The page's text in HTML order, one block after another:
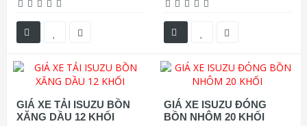
GIÁ XE TẢI ISUZU BỒN
XĂNG DẦU 12 KHỐI
GIÁ XE ISUZU ĐÓNG
BỒN NHÔM 20 KHỐI